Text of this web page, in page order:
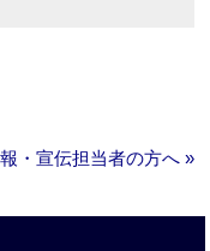
・宣伝担当者の方へ »